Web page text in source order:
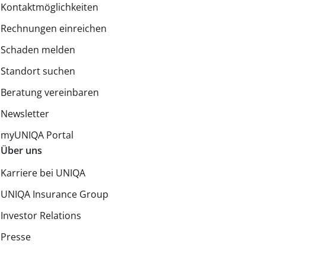
Kontaktmöglichkeiten
Rechnungen einreichen
Schaden melden
Standort suchen
Beratung vereinbaren
Newsletter
myUNIQA Portal
Über uns
Karriere bei UNIQA
UNIQA Insurance Group
Investor Relations
Presse